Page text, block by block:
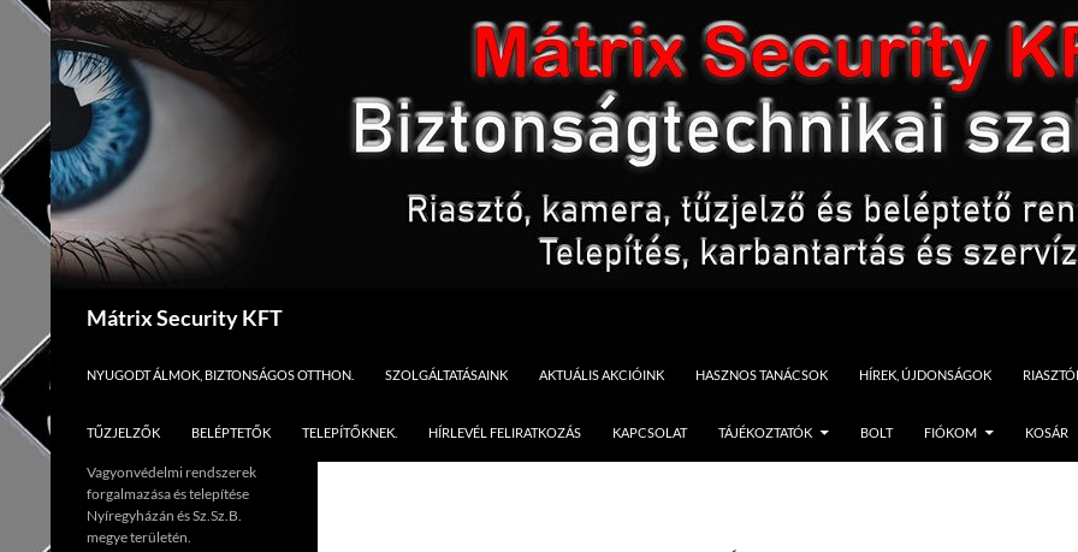
Kilépés
tartalomba
Mátrix Security KFT
NYUGODT ÁLMOK, BIZTONSÁGOS OTTHON. SZOLGÁLTATÁSAINK AKTUÁLIS AKCIÓINK HASZNOS TANÁCSOK HÍREK, ÚJDONSÁGOK
TŰZJELZŐK BELÉPTETŐK TELEPÍTŐKNEK. HÍRLEVÉL FELIRATKOZÁS KAPCSOLAT TÁJÉKOZTATÓK BOLT FIÓKOM KOSÁR
Vagyonvédelmi rendszerek
forgalmazása és telepítése
Nyíregyházán és Sz.Sz.B.
megye területén.